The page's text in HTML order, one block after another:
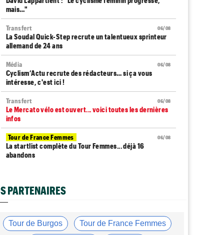
mais…"
06/08
Transfert
La Soudal Quick-Step recrute un talentueux sprinteur
allemand de 24 ans
06/08
Média
Cyclism’Actu recrute des rédacteurs… si ça vous
intéresse, c'est ici !
06/08
Transfert
Le Mercato vélo est ouvert... voici toutes les dernières
infos
06/08
Tour de France Femmes
La startlist complète du Tour Femmes... déjà 16
abandons
profil…
La surprise Francisco Campos remporte la 1ère étape
PARTENAIRES
Tour de Burgos Tour de France Femmes